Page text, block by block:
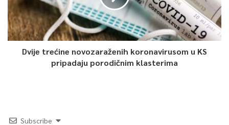
Dvije trećine novozaraženih koronavirusom u KS
pripadaju porodičnim klasterima
Subscribe